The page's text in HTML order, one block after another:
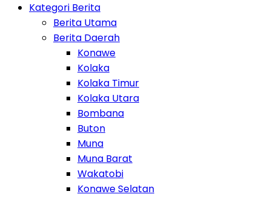
Kategori Berita
Berita Utama
Berita Daerah
Konawe
Kolaka
Kolaka Timur
Kolaka Utara
Bombana
Buton
Muna
Muna Barat
Wakatobi
Konawe Selatan